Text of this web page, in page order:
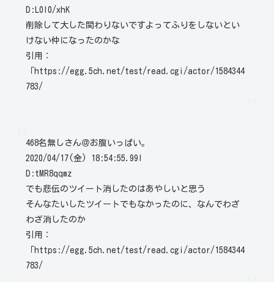
D:L0l0/xhK
削除して大した関わりないですよってふりをしないとい
けない仲になったのかな
引用：
「https://egg.5ch.net/test/read.cgi/actor/1584344
783/
468名無しさん＠お腹いっぱい。
2020/04/17(金) 18:54:55.99 I
D:tMR8qqmz
でも悲伝のツイート消したのはあやしいと思う
そんなたいしたツイートでもなかったのに、なんでわざ
わざ消したのか
引用：
「https://egg.5ch.net/test/read.cgi/actor/1584344
783/